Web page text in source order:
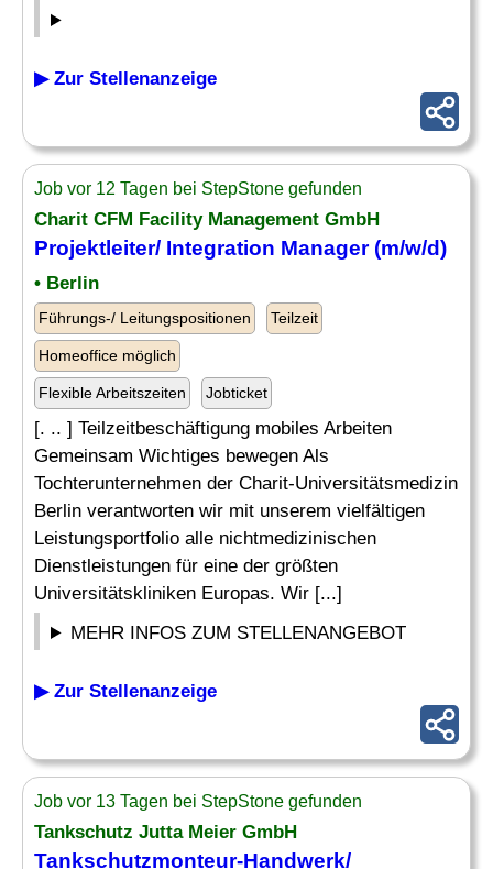
▶ Zur Stellenanzeige
Job vor 12 Tagen bei StepStone gefunden
Charit CFM Facility Management GmbH
Projektleiter/ Integration Manager (m/w/d)
• Berlin
Führungs-/ Leitungspositionen Teilzeit
Homeoffice möglich
Flexible Arbeitszeiten Jobticket
[. .. ] Teilzeitbeschäftigung mobiles Arbeiten
Gemeinsam Wichtiges bewegen Als
Tochterunternehmen der Charit-Universitätsmedizin
Berlin verantworten wir mit unserem vielfältigen
Leistungsportfolio alle nichtmedizinischen
Dienstleistungen für eine der größten
Universitätskliniken Europas. Wir [...]
MEHR INFOS ZUM STELLENANGEBOT
▶ Zur Stellenanzeige
Job vor 13 Tagen bei StepStone gefunden
Tankschutz Jutta Meier GmbH
Tankschutzmonteur-Handwerk/